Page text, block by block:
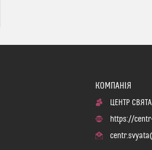
ЦЕНТР СВЯТА
https://